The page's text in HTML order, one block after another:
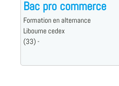
Bac pro commerce
Formation en alternance
Libourne cedex
(33) -